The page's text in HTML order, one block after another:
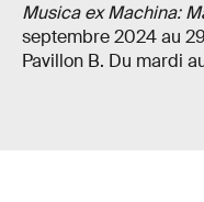
Musica ex Machina:
septembre 2024 au
Pavillon B. Du mardi